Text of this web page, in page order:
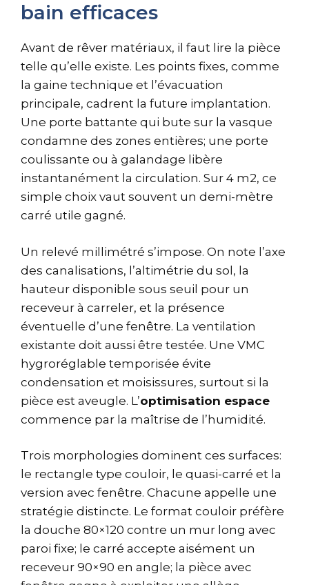
bain efficaces
Avant de rêver matériaux, il faut lire la pièce
telle qu’elle existe. Les points fixes, comme
la gaine technique et l’évacuation
principale, cadrent la future implantation.
Une porte battante qui bute sur la vasque
condamne des zones entières; une porte
coulissante ou à galandage libère
instantanément la circulation. Sur 4 m2, ce
simple choix vaut souvent un demi-mètre
carré utile gagné.
Un relevé millimétré s’impose. On note l’axe
des canalisations, l’altimétrie du sol, la
hauteur disponible sous seuil pour un
receveur à carreler, et la présence
éventuelle d’une fenêtre. La ventilation
existante doit aussi être testée. Une VMC
hygroréglable temporisée évite
condensation et moisissures, surtout si la
pièce est aveugle. L’optimisation espace
commence par la maîtrise de l’humidité.
Trois morphologies dominent ces surfaces:
le rectangle type couloir, le quasi-carré et la
version avec fenêtre. Chacune appelle une
stratégie distincte. Le format couloir préfère
la douche 80×120 contre un mur long avec
paroi fixe; le carré accepte aisément un
receveur 90×90 en angle; la pièce avec